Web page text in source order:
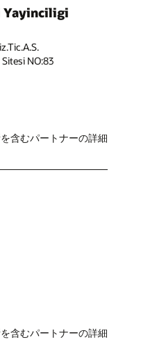
Yayinciligi
NO:83
含むパートナーの詳細
含むパートナーの詳細